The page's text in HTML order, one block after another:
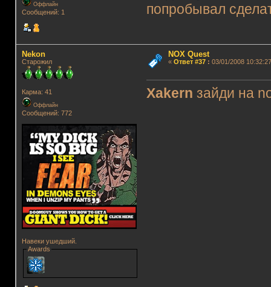
Оффлайн
Сообщений: 1
попробывал
Nekon
Старожил
Карма: 41
Оффлайн
Сообщений: 772
Навеки ушедший.
Awards
NOX Quest
« Ответ #37: 03/01/2008
Xakern зайди на